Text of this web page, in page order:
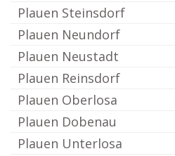
Plauen Steinsdorf
Plauen Neundorf
Plauen Neustadt
Plauen Reinsdorf
Plauen Oberlosa
Plauen Dobenau
Plauen Unterlosa